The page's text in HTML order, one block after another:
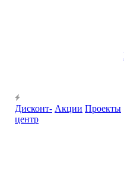
Дисконт-
центр
Акции Проекты